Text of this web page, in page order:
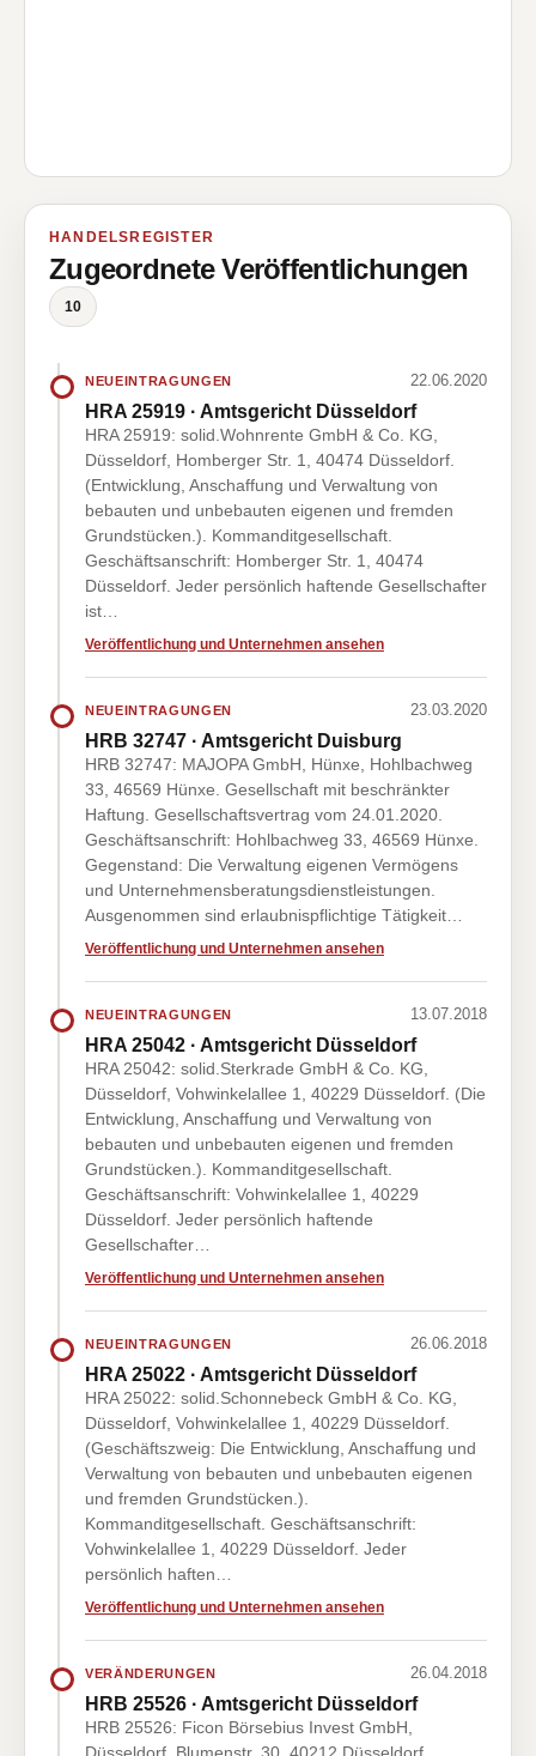
HANDELSREGISTER
Zugeordnete Veröffentlichungen
10
NEUEINTRAGUNGEN 22.06.2020
HRA 25919 · Amtsgericht Düsseldorf
HRA 25919: solid.Wohnrente GmbH & Co. KG,
Düsseldorf, Homberger Str. 1, 40474 Düsseldorf.
(Entwicklung, Anschaffung und Verwaltung von
bebauten und unbebauten eigenen und fremden
Grundstücken.). Kommanditgesellschaft.
Geschäftsanschrift: Homberger Str. 1, 40474
Düsseldorf. Jeder persönlich haftende Gesellschafter
ist…
Veröffentlichung und Unternehmen ansehen
NEUEINTRAGUNGEN 23.03.2020
HRB 32747 · Amtsgericht Duisburg
HRB 32747: MAJOPA GmbH, Hünxe, Hohlbachweg
33, 46569 Hünxe. Gesellschaft mit beschränkter
Haftung. Gesellschaftsvertrag vom 24.01.2020.
Geschäftsanschrift: Hohlbachweg 33, 46569 Hünxe.
Gegenstand: Die Verwaltung eigenen Vermögens
und Unternehmensberatungsdienstleistungen.
Ausgenommen sind erlaubnispflichtige Tätigkeit…
Veröffentlichung und Unternehmen ansehen
NEUEINTRAGUNGEN 13.07.2018
HRA 25042 · Amtsgericht Düsseldorf
HRA 25042: solid.Sterkrade GmbH & Co. KG,
Düsseldorf, Vohwinkelallee 1, 40229 Düsseldorf. (Die
Entwicklung, Anschaffung und Verwaltung von
bebauten und unbebauten eigenen und fremden
Grundstücken.). Kommanditgesellschaft.
Geschäftsanschrift: Vohwinkelallee 1, 40229
Düsseldorf. Jeder persönlich haftende
Gesellschafter…
Veröffentlichung und Unternehmen ansehen
NEUEINTRAGUNGEN 26.06.2018
HRA 25022 · Amtsgericht Düsseldorf
HRA 25022: solid.Schonnebeck GmbH & Co. KG,
Düsseldorf, Vohwinkelallee 1, 40229 Düsseldorf.
(Geschäftszweig: Die Entwicklung, Anschaffung und
Verwaltung von bebauten und unbebauten eigenen
und fremden Grundstücken.).
Kommanditgesellschaft. Geschäftsanschrift:
Vohwinkelallee 1, 40229 Düsseldorf. Jeder
persönlich haften…
Veröffentlichung und Unternehmen ansehen
VERÄNDERUNGEN 26.04.2018
HRB 25526 · Amtsgericht Düsseldorf
HRB 25526: Ficon Börsebius Invest GmbH,